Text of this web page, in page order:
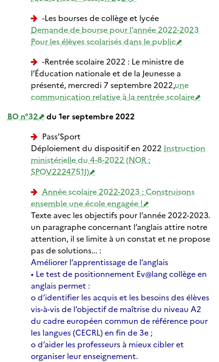
-Les bourses de collège et lycée
Demande de bourse pour l’année 2022-2023
Pour les élèves scolarisés dans le public
-Rentrée scolaire 2022 : Le ministre de
l’Éducation nationale et de la Jeunesse a
présenté, mercredi 7 septembre 2022,une
communication relative à la rentrée scolaire
BO n°32 du 1er septembre 2022
Pass’Sport
Déploiement du dispositif en 2022 Instruction
ministérielle du 4-8-2022 (NOR :
SPOV2224751J)
Année scolaire 2022-2023 : Construisons
ensemble une école engagée !
Texte avec les objectifs pour l’année 2022-2023.
un paragraphe concernant l’anglais attire notre
attention, il se limite à un constat et ne propose
pas de solutions... :
Améliorer l’apprentissage de l’anglais
• Le test de positionnement Ev@lang collège en
anglais permet :
o d’identifier les acquis et les besoins des élèves
vis-à-vis de l’objectif de maîtrise du niveau A2
du cadre européen commun de référence pour
les langues (CECRL) en fin de 3e ;
o d’aider les professeurs à mieux cibler et
organiser leur enseignement.